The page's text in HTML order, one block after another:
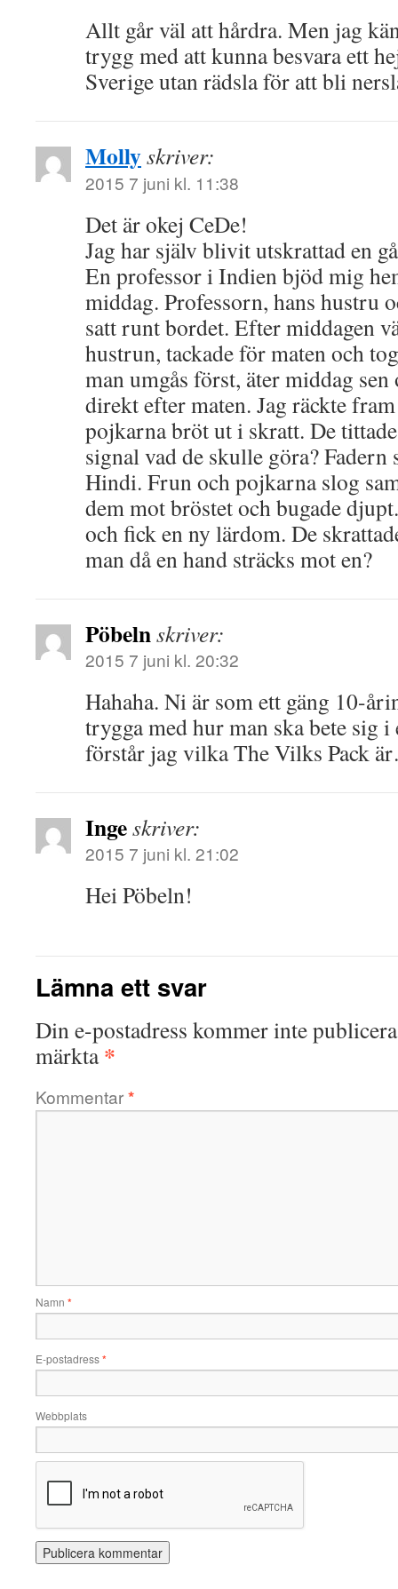
Allt går väl att hårdra. Men jag
trygg med att kunna besvara ett
Sverige utan rädsla för att bli
Mollyskriver:
2015 7 juni kl. 11:38
Det är okej CeDe!
Jag har själv blivit utskrattad en
En professor i Indien bjöd mig
middag. Professorn, hans hustru
satt runt bordet. Efter middagen
hustrun, tackade för maten och
man umgås först, äter middag sen
direkt efter maten. Jag räckte
pojkarna bröt ut i skratt. De
signal vad de skulle göra? Fadern
Hindi. Frun och pojkarna slog
dem mot bröstet och bugade
och fick en ny lärdom. De
man då en hand sträcks mot en?
Pöbelnskriver:
2015 7 juni kl. 20:32
Hahaha. Ni är som ett gäng 10-
trygga med hur man ska bete sig i
förstår jag vilka The Vilks Pack
Ingeskriver:
2015 7 juni kl. 21:02
Hei Pöbeln!
Lämna ett svar
Din e-postadress kommer inte
märkta*
Kommentar*
Namn *
E-postadress*
Webbplats